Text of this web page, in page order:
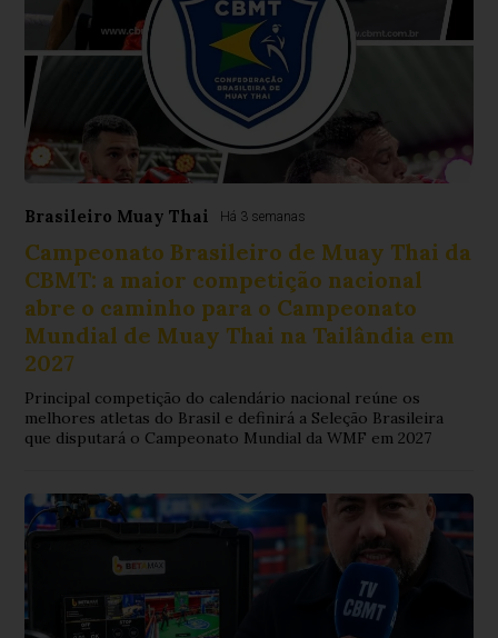
Brasileiro Muay Thai Há 3 semanas
Campeonato Brasileiro de Muay Thai da
CBMT: a maior competição nacional
abre o caminho para o Campeonato
Mundial de Muay Thai na Tailândia em
2027
Principal competição do calendário nacional reúne os
melhores atletas do Brasil e definirá a Seleção Brasileira
que disputará o Campeonato Mundial da WMF em 2027